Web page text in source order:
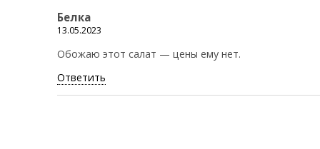
Белка
13.05.2023
Обожаю этот салат — цены ему нет.
Ответить